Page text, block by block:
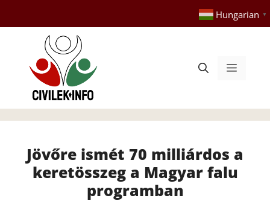
tartalomba
Hungarian ▼
Menü
Jövőre ismét 70 milliárdos a
keretösszeg a Magyar falu
programban